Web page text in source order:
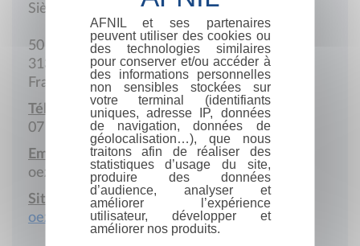
Siège social
50 Rue des Fontanelles
31320 Castanet-Tolosan
France
Téléphone portable :
07 63 01 99 53
Email :
oezda.qam@gmail.com
Site Internet :
oezda-qam.fr
AFNIL et ses partenaires
peuvent utiliser des cookies ou
des technologies similaires
pour conserver et/ou accéder à
des informations personnelles
non sensibles stockées sur
votre terminal (identifiants
uniques, adresse IP, données
de navigation, données de
géolocalisation…), que nous
traitons afin de réaliser des
statistiques d’usage du site,
produire des données
d’audience, analyser et
améliorer l’expérience
utilisateur, développer et
améliorer nos produits.